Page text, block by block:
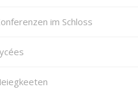
im Schloss